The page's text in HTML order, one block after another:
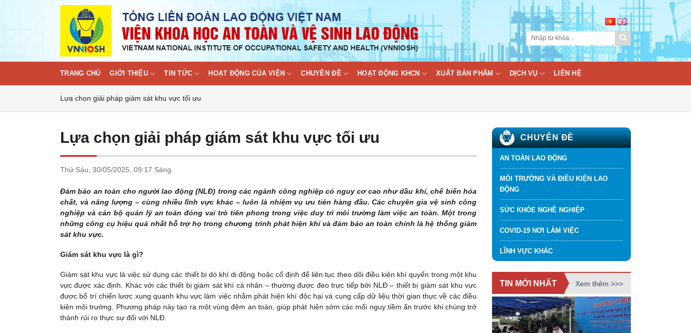
TRANG CHỦ GIỚI THIỆU TIN TỨC HOẠT ĐỘNG CỦA VIỆN CHUYÊN ĐỀ HOẠT ĐỘNG KHCN XUẤT BẢN PHẨM DỊCH VỤ LIÊN HỆ
Lựa chọn giải pháp giám sát khu vực tối ưu
Lựa chọn giải pháp giám sát khu vực tối ưu
Thứ Sáu, 30/05/2025, 09:17 Sáng
Đảm bảo an toàn cho người lao động (NLĐ) trong các ngành công nghiệp có nguy cơ cao như dầu khí, chế biến hóa
chất, và năng lượng – cùng nhiều lĩnh vực khác – luôn là nhiệm vụ ưu tiên hàng đầu. Các chuyên gia vệ sinh công
nghiệp và cán bộ quản lý an toàn đóng vai trò tiên phong trong việc duy trì môi trường làm việc an toàn. Một trong
những công cụ hiệu quả nhất hỗ trợ họ trong chương trình phát hiện khí và đảm bảo an toàn chính là hệ thống giám
sát khu vực.
Giám sát khu vực là gì?
Giám sát khu vực là việc sử dụng các thiết bị dò khí di động hoặc cố định để liên tục theo dõi điều kiện khí quyển trong một khu
vực được xác định. Khác với các thiết bị giám sát khí cá nhân – thường được đeo trực tiếp bởi NLĐ – thiết bị giám sát khu vực
được bố trí chiến lược xung quanh khu vực làm việc nhằm phát hiện khí độc hại và cung cấp dữ liệu thời gian thực về các điều
kiện môi trường. Phương pháp này tạo ra một vùng đệm an toàn, giúp phát hiện sớm các mối nguy tiềm ẩn trước khi chúng trở
thành rủi ro thực sự đối với NLĐ.
CHUYÊN ĐỀ
AN TOÀN LAO ĐỘNG
MÔI TRƯỜNG VÀ ĐIỀU KIỆN LAO
ĐỘNG
SỨC KHỎE NGHỀ NGHIỆP
COVID-19 NƠI LÀM VIỆC
LĨNH VỰC KHÁC
TIN MỚI NHẤT Xem thêm >>>